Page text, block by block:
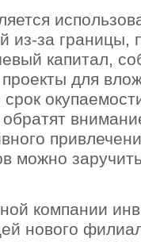
из-за границы,
капитал,
для
можно
компании
нового